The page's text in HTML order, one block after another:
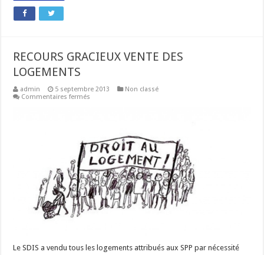
RECOURS GRACIEUX VENTE DES
LOGEMENTS
admin 5 septembre 2013
Non classé
Commentaires fermés
LOGEMENTS
Le SDIS a vendu tous les logements attribués aux SPP par nécessité